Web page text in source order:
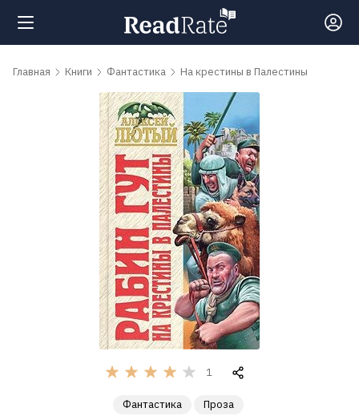
Поиск
обсуждаемые
Главная Книги Фантастика На крестины в Палестины
1
Фантастика Проза